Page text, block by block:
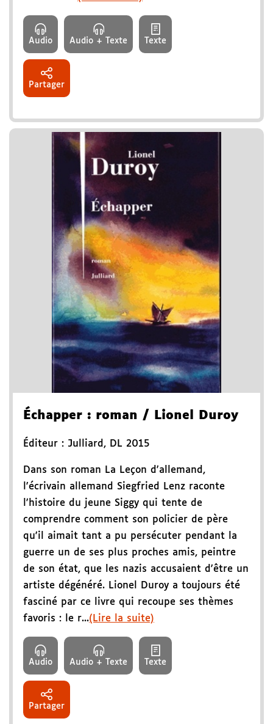
Audio Audio + Texte Texte
Partager
Échapper : roman / Lionel Duroy
Éditeur : Julliard , DL 2015
Dans son roman La Leçon d'allemand,
l'écrivain allemand Siegfried Lenz raconte
l'histoire du jeune Siggy qui tente de
comprendre comment son policier de père
qu'il aimait tant a pu persécuter pendant la
guerre un de ses plus proches amis, peintre
de son état, que les nazis accusaient d'être un
artiste dégénéré. Lionel Duroy a toujours été
fasciné par ce livre qui recoupe ses thèmes
favoris : le r...(Lire la suite)
Audio Audio + Texte Texte
Partager